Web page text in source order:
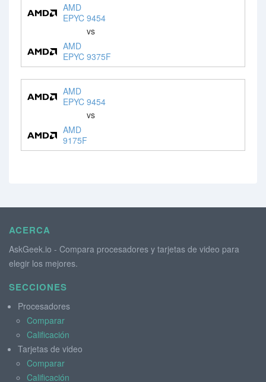
AMD
EPYC 9454
vs
AMD
EPYC 9375F
AMD
EPYC 9454
vs
AMD
9175F
ACERCA
AskGeek.io - Compara procesadores y tarjetas de video para
elegir los mejores.
SECCIONES
Procesadores
Comparar
Calificación
Tarjetas de video
Comparar
Calificación